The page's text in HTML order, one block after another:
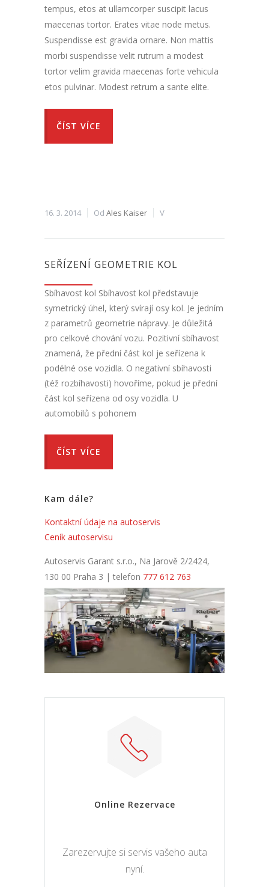
tempus, etos at ullamcorper suscipit lacus
maecenas tortor. Erates vitae node metus.
Suspendisse est gravida ornare. Non mattis
morbi suspendisse velit rutrum a modest
tortor velim gravida maecenas forte vehicula
etos pulvinar. Modest retrum a sante elite.
ČÍST VÍCE
16. 3. 2014 Od Ales Kaiser V
SEŘÍZENÍ GEOMETRIE KOL
Sbíhavost kol Sbíhavost kol představuje
symetrický úhel, který svírají osy kol. Je jedním
z parametrů geometrie nápravy. Je důležitá
pro celkové chování vozu. Pozitivní sbíhavost
znamená, že přední část kol je seřízena k
podélné ose vozidla. O negativní sbíhavosti
(též rozbíhavosti) hovoříme, pokud je přední
část kol seřízena od osy vozidla. U
automobilů s pohonem
ČÍST VÍCE
Kam dále?
Kontaktní údaje na autoservis
Ceník autoservisu
Autoservis Garant s.r.o., Na Jarově 2/2424,
130 00 Praha 3 | telefon 777 612 763
Online Rezervace
Zarezervujte si servis vašeho auta
nyní.